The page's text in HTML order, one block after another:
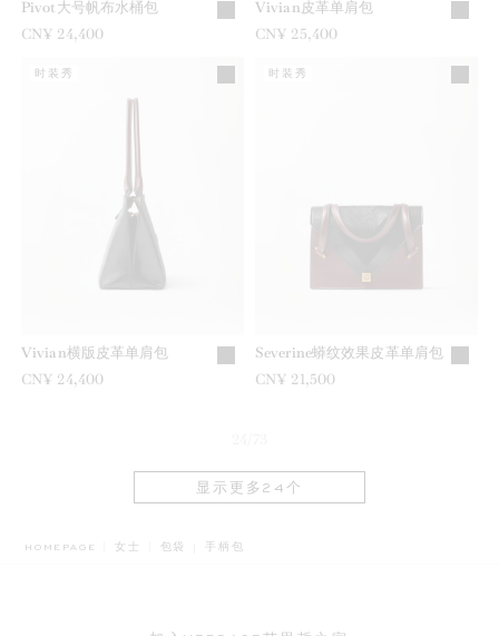
Pivot大号帆布水桶包
CN¥ 24,400
Vivian皮革单肩包
CN¥ 25,400
Vivian横版皮革单肩包
CN¥ 24,400
时装秀
Severine蟒纹效果皮革单肩包
CN¥ 21,500
时装秀
显示更多24个
HOMEPAGE 女士 包袋 BREADCRUMB.ADA.LABEL.CURRENT
手柄包